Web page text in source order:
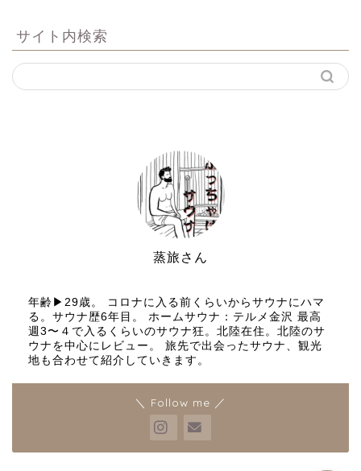
サイト内検索
蒸旅さん
年齢▶︎29歳。 コロナに入る前くらいからサウナにハマ
る。サウナ歴6年目。 ホームサウナ：テルメ金沢 最高
週3〜４で入るくらいのサウナ狂。北陸在住。北陸のサ
ウナを中心にレビュー。 旅先で出会ったサウナ、観光
地も合わせて紹介していきます。
＼ Follow me ／
プロフィールとブログ運営
の理念
お問い合わせ